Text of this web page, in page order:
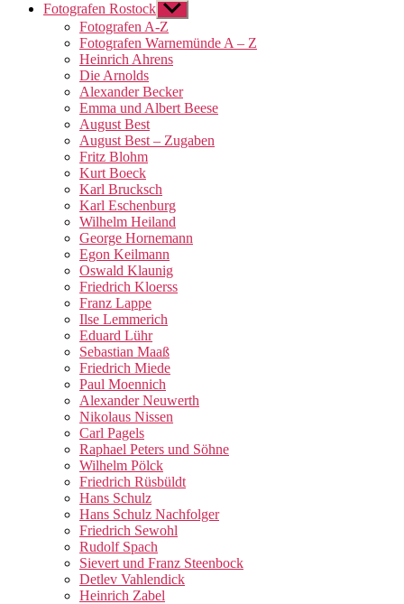
Fotografen Rostock Untermenü
anzeigen
Fotografen A-Z
Fotografen Warnemünde A – Z
Heinrich Ahrens
Die Arnolds
Alexander Becker
Emma und Albert Beese
August Best
August Best – Zugaben
Fritz Blohm
Kurt Boeck
Karl Brucksch
Karl Eschenburg
Wilhelm Heiland
George Hornemann
Egon Keilmann
Oswald Klaunig
Friedrich Kloerss
Franz Lappe
Ilse Lemmerich
Eduard Lühr
Sebastian Maaß
Friedrich Miede
Paul Moennich
Alexander Neuwerth
Nikolaus Nissen
Carl Pagels
Raphael Peters und Söhne
Wilhelm Pölck
Friedrich Rüsbüldt
Hans Schulz
Hans Schulz Nachfolger
Friedrich Sewohl
Rudolf Spach
Sievert und Franz Steenbock
Detlev Vahlendick
Heinrich Zabel